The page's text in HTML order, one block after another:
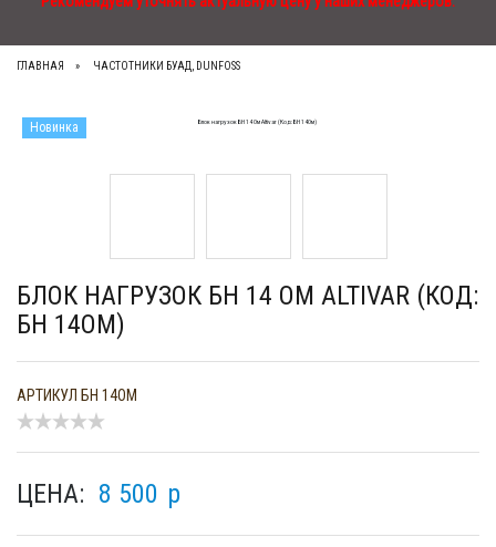
ГЛАВНАЯ ЧАСТОТНИКИ БУАД, DUNFOSS
Новинка
БЛОК НАГРУЗОК БН 14 ОМ ALTIVAR (КОД:
БН 14ОМ)
АРТИКУЛ БН 14ОМ
ЦЕНА: 8 500 p